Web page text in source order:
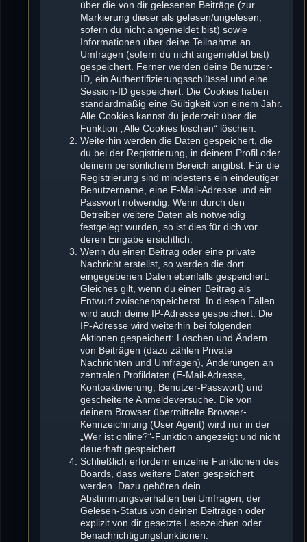
über die von dir gelesenen Beiträge (zur
Markierung dieser als gelesen/ungelesen;
sofern du nicht angemeldet bist) sowie
Informationen über deine Teilnahme an
Umfragen (sofern du nicht angemeldet bist)
gespeichert. Ferner werden deine Benutzer-
ID, ein Authentifizierungsschlüssel und eine
Session-ID gespeichert. Die Cookies haben
standardmäßig eine Gültigkeit von einem Jahr.
Alle Cookies kannst du jederzeit über die
Funktion „Alle Cookies löschen“ löschen.
Weiterhin werden die Daten gespeichert, die
du bei der Registrierung, in deinem Profil oder
deinem persönlichem Bereich angibst. Für die
Registrierung sind mindestens ein eindeutiger
Benutzername, eine E-Mail-Adresse und ein
Passwort notwendig. Wenn durch den
Betreiber weitere Daten als notwendig
festgelegt wurden, so ist dies für dich vor
deren Eingabe ersichtlich.
Wenn du einen Beitrag oder eine private
Nachricht erstellst, so werden die dort
eingegebenen Daten ebenfalls gespeichert.
Gleiches gilt, wenn du einen Beitrag als
Entwurf zwischenspeicherst. In diesen Fällen
wird auch deine IP-Adresse gespeichert. Die
IP-Adresse wird weiterhin bei folgenden
Aktionen gespeichert: Löschen und Ändern
von Beiträgen (dazu zählen Private
Nachrichten und Umfragen), Änderungen an
zentralen Profildaten (E-Mail-Adresse,
Kontoaktivierung, Benutzer-Passwort) und
gescheiterte Anmeldeversuche. Die von
deinem Browser übermittelte Browser-
Kennzeichnung (User Agent) wird nur in der
„Wer ist online?“-Funktion angezeigt und nicht
dauerhaft gespeichert.
Schließlich erfordern einzelne Funktionen des
Boards, dass weitere Daten gespeichert
werden. Dazu gehören dein
Abstimmungsverhalten bei Umfragen, der
Gelesen-Status von deinen Beiträgen oder
explizit von dir gesetzte Lesezeichen oder
Benachrichtigungsfunktionen.